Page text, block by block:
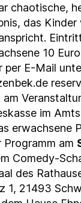
chaotische,
das
10
per E-Mail
im
erwachsene
Programm am
Comedy-
des
1, 21493